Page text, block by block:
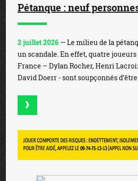
Pétanque : neuf
2 juillet 2026 — Le milieu de la
un scandale. En effet, quatre joueurs
France – Dylan Rocher, Henri
David Doerr - sont soupçonnés